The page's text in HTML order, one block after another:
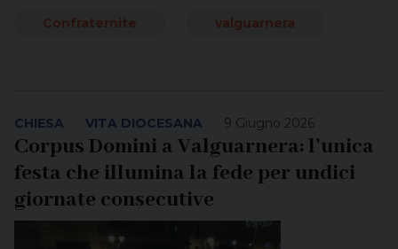
Confraternite valguarnera
9 Giugno 2026
CHIESA VITA DIOCESANA
Corpus Domini a Valguarnera: l’unica
festa che illumina la fede per undici
giornate consecutive